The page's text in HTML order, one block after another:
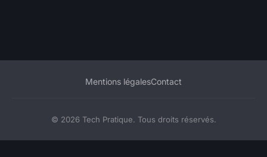
Mentions légalesContact
© 2026 Tech Pratique. Tous droits réservés.